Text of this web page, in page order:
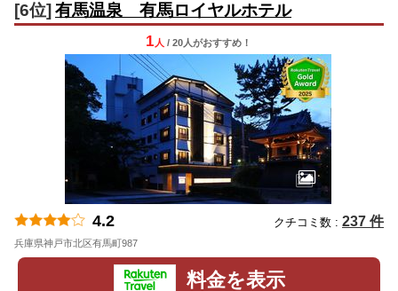
[6位] 有馬温泉 有馬ロイヤルホテル
1 人 / 20人がおすすめ！
4.2 クチコミ数 : 237 件
兵庫県神戸市北区有馬町987
料金を表示